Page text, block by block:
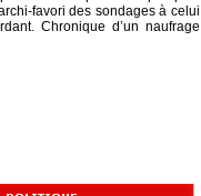
favori des sondages à celui
Chronique d’un naufrage